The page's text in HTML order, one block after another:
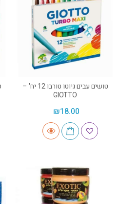
טושים עבים גיוטו טורבו 12 יח' –
GIOTTO
₪18.00